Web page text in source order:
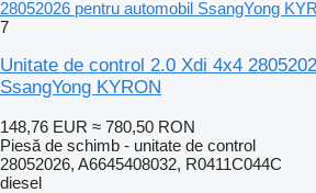
28052026 pentru automobil SsangYong
7
Unitate de control 2.0 Xdi 4x4
SsangYong KYRON
148,76 EUR ≈ 780,50 RON
Piesă de schimb - unitate de control
28052026, A6645408032, R0411C044C
diesel